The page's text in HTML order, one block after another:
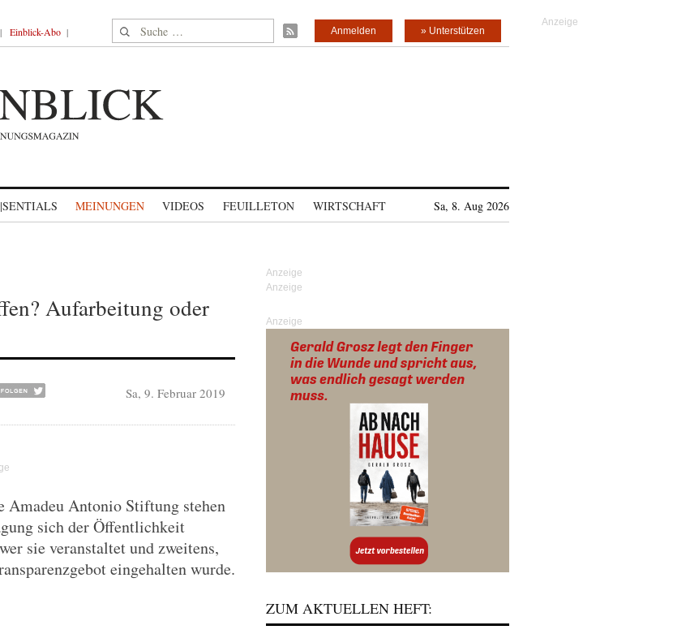
Einblick-Abo Suche nach: » Unterstützen
Anmelden
MEINUNGEN VIDEOS FEUILLETON WIRTSCHAFT Sa, 8. Aug 2026
Aufarbeitung oder
Sa, 9. Februar 2019
Amadeu Antonio Stiftung stehen
sich der Öffentlichkeit
sie veranstaltet und zweitens,
eingehalten wurde.
Anzeige
ZUM AKTUELLEN HEFT: